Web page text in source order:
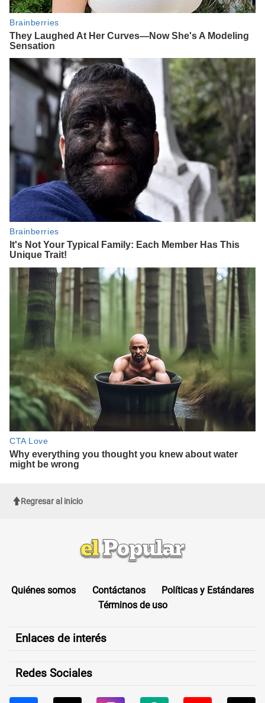
Regresar al inicio
Quiénes somos Contáctanos
Políticas y Estándares
Términos de uso
Enlaces de interés
Redes Sociales